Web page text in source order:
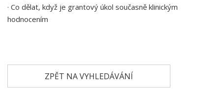
· Co dělat, když je grantový úkol současně klinickým
hodnocením
ZPĚT NA VYHLEDÁVÁNÍ